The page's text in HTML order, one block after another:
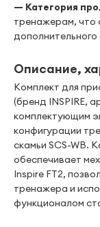
— Категория
тренажерам, что
Описание,
Комплект для
(бренд INSPIRE,
комплектующим
конфигурации
скамьи SCS-WB.
обеспечивает
Inspire FT2,
тренажера и
функционалом